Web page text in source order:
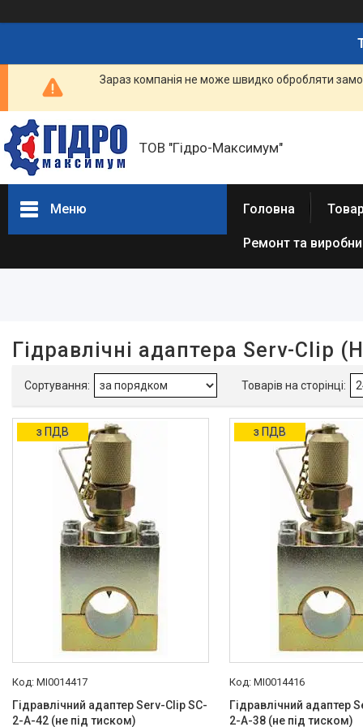
Зараз компанія не може швидко обробляти
ТОВ "Гідро-Максимум"
Меню
В наявності
15
Різьба
ГІДРАВЛІКА
РЕМОНТ ГІДРАВЛІКИ /
ВИРОБНИЦТВО
ГІДРАВЛІКИ
ПНЕВМАТИКА
ОЛИВИ ТА МАСТИЛА
ДІАГНОСТИЧНІ І
КОНТРОЛЬНО-
ВИМІРЮВАЛЬНІ ПРИЛАДИ
Запчастин до
Головна
Ремонт та
Гідравлічні адаптера Serv-Clip
з ПДВ
MI0014417
Гідравлічний адаптер Serv-Clip SC-
2-A-42 (не під тиском)
з ПДВ
MI0014416
Гідравлічний адаптер
2-A-38 (не під тиском)